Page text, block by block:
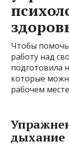
Чтобы
работу над
подготовила
которые
рабочем
дыхание